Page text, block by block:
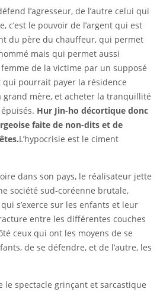
l’agresseur, de l’autre celui qui
c’est le pouvoir de l’argent qui est
du père du chauffeur, qui permet
mais qui permet aussi
de la victime par un supposé
qui pourrait payer la résidence
grand mère, et acheter la tranquillité
Hur Jin-ho décortique donc
faite de non-dits et de
L’hypocrisie est le ciment
dans son pays, le réalisateur jette
société sud-coréenne brutale,
s’exerce sur les enfants et leur
entre les différentes couches
ceux qui ont les moyens de se
de se défendre, et de l’autre, les
le spectacle grinçant et sarcastique